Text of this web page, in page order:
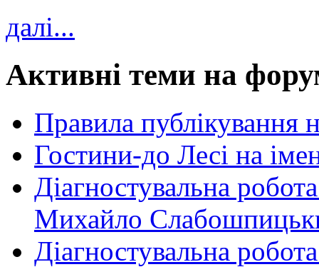
далі...
Активні теми на
Правила публікування
Гостини-до Лесі на
Діагностувальна
Михайло
Діагностувальна